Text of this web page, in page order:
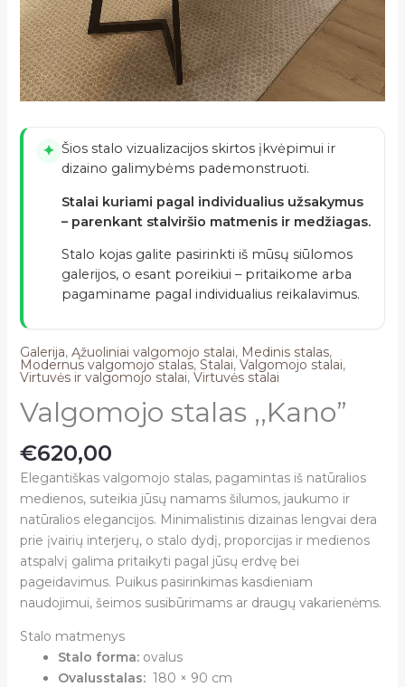
✦ Šios stalo vizualizacijos skirtos įkvėpimui ir
dizaino galimybėms pademonstruoti.
Stalai kuriami pagal individualius užsakymus
– parenkant stalviršio matmenis ir medžiagas.
Stalo kojas galite pasirinkti iš mūsų siūlomos
galerijos, o esant poreikiui – pritaikome arba
pagaminame pagal individualius reikalavimus.
Galerija, Ąžuoliniai valgomojo stalai, Medinis stalas,
Modernus valgomojo stalas, Stalai, Valgomojo stalai,
Virtuvės ir valgomojo stalai, Virtuvės stalai
Valgomojo stalas ,,Kano”
€620,00
Elegantiškas valgomojo stalas, pagamintas iš natūralios
medienos, suteikia jūsų namams šilumos, jaukumo ir
natūralios elegancijos. Minimalistinis dizainas lengvai dera
prie įvairių interjerų, o stalo dydį, proporcijas ir medienos
atspalvį galima pritaikyti pagal jūsų erdvę bei
pageidavimus. Puikus pasirinkimas kasdieniam
naudojimui, šeimos susibūrimams ar draugų vakarienėms.
Stalo matmenys
Stalo forma:ovalus
Ovalusstalas:180 × 90 cm